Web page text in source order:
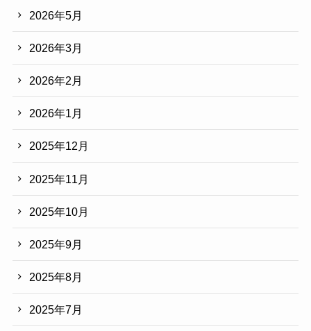
2026年5月
2026年3月
2026年2月
2026年1月
2025年12月
2025年11月
2025年10月
2025年9月
2025年8月
2025年7月